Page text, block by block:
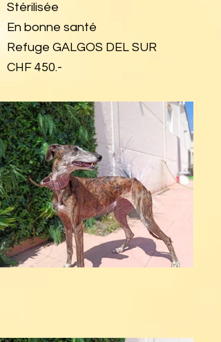
Stérilisée
En bonne santé
Refuge GALGOS DEL SUR
CHF 450.-